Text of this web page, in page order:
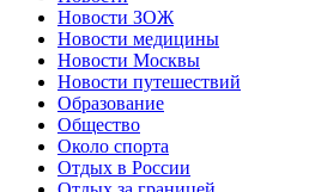
Новости ЗОЖ
Новости медицины
Новости Москвы
Новости путешествий
Образование
Общество
Около спорта
Отдых в России